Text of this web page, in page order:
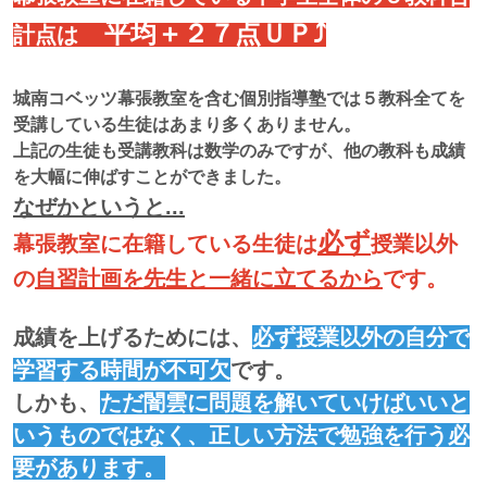
計点は
平均＋２７点ＵＰ⤴
城南コベッツ幕張教室を含む個別指導塾では５教科全てを
受講している生徒はあまり多くありません。
上記の生徒も受講教科は数学のみですが、他の教科も成績
を大幅に伸ばすことができました。
なぜかというと...
幕張教室に在籍している生徒は必ず授業以外
の自習計画を先生と一緒に立てるからです。
成績を上げるためには、 必ず授業以外の自分で
学習する時間が不可欠です。
しかも、 ただ闇雲に問題を解いていけばいいと
いうものではなく、正しい方法で勉強を行う必
要があります。